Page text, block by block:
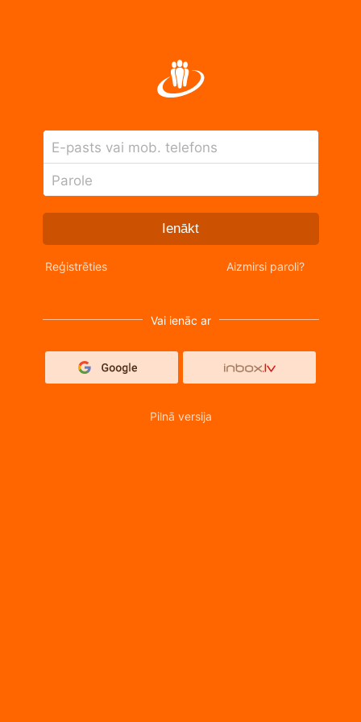
E-pasts vai mob. telefons
Parole
Ienākt
Reģistrēties Aizmirsi paroli?
Vai ienāc ar
Pilnā versija